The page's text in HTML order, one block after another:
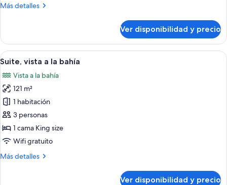
Rooms,
View,
Lounge
High
Floor
Más detalles
Más
Club
02
Bedrooms,
Rooms,
Marina
Bay
View,
Lounge
Access,
High
Floor
Ver disponibilidad y precio
Ver
todas
las
fotos
de
Suite,
vista
a
bahía
Ropa de cama de alta calidad y
6
Suite, vista a la bahía
Vista a la bahía
121 m²
1 habitación
3 personas
1 cama King size
Wifi gratuito
Más detalles
Más
Ver disponibilidad y precio